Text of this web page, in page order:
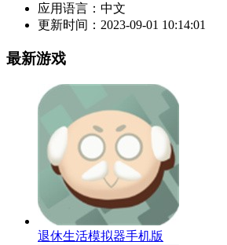
应用语言： 中文
更新时间： 2023-09-01 10:14:01
最新游戏
退休生活模拟器手机版